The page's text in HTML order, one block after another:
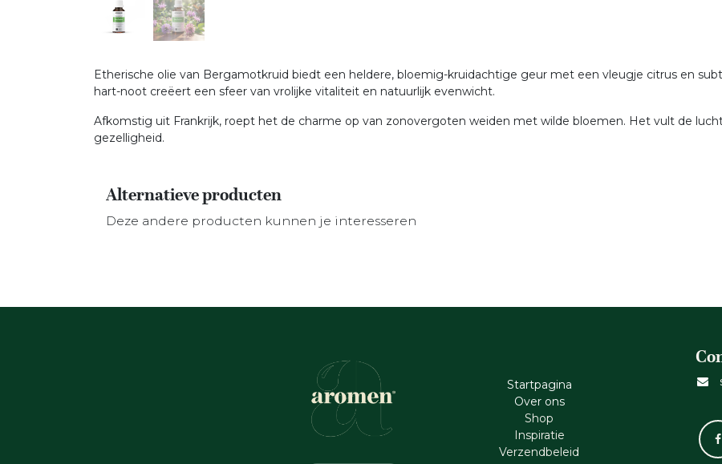
Etherische olie van Bergamotkruid biedt een heldere, bloemig-kruidachtige geur met een vleugje citrus en
hart-noot creëert een sfeer van vrolijke vitaliteit en natuurlijk evenwicht.
Afkomstig uit Frankrijk, roept het de charme op van zonovergoten weiden met wilde bloemen. Het vult de
gezelligheid.
Alternatieve producten
Deze andere producten kunnen je interesseren
Startpagina
Ove​r​ ons
Shop
Inspiratie
Verzendbeleid